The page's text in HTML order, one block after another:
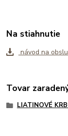
Na stiahnutie
návod na
Tovar
LIATINOVÉ